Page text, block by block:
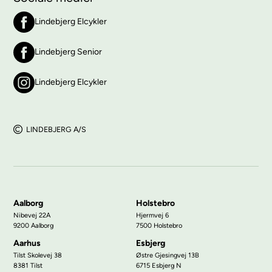
Lindebjerg Elcykler
Lindebjerg Senior
Lindebjerg Elcykler
LINDEBJERG A/S
Aalborg
Nibevej 22A
9200 Aalborg
Holstebro
Hjermvej 6
7500 Holstebro
Aarhus
Tilst Skolevej 38
8381 Tilst
Esbjerg
Østre Gjesingvej 13B
6715 Esbjerg N